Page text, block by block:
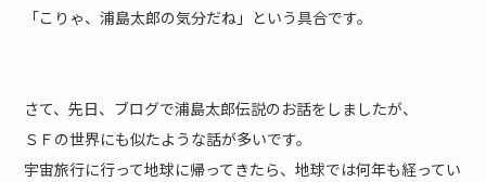
「こりゃ、浦島太郎の気分だね」という具合です。
さて、先日、ブログで浦島太郎伝説のお話をしましたが、
ＳＦの世界にも似たような話が多いです。
宇宙旅行に行って地球に帰ってきたら、地球では何年も経ってい